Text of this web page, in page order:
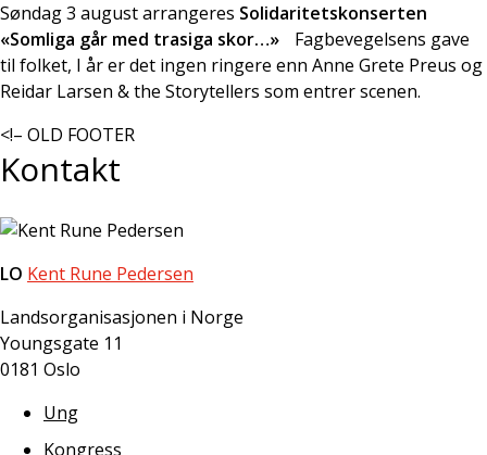
Søndag 3 august arrangeres Solidaritetskonserten
«Somliga går med trasiga skor…»
Fagbevegelsens gave
til folket, I år er det ingen ringere enn Anne Grete Preus og
Reidar Larsen & the Storytellers som entrer scenen.
<!– OLD FOOTER
Kontakt
LO Kent Rune Pedersen
Landsorganisasjonen i Norge
Youngsgate 11
0181 Oslo
Ung
Kongress